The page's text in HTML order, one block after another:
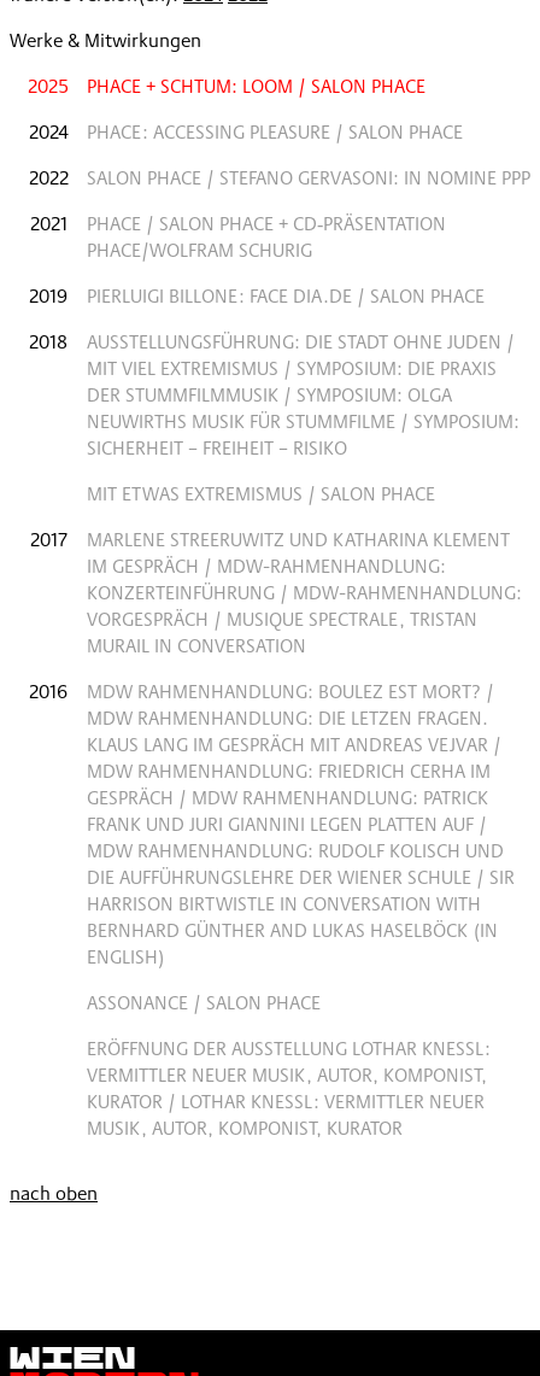
Werke & Mitwirkungen
2025
PHACE + SCHTUM: LOOM / SALON PHACE
2024
PHACE: ACCESSING PLEASURE / SALON PHACE
2022
SALON PHACE / STEFANO GERVASONI: IN NOMINE PPP
2021
PHACE / SALON PHACE + CD‐PRÄSENTATION
PHACE/WOLFRAM SCHURIG
2019
PIERLUIGI BILLONE: FACE DIA.DE / SALON PHACE
2018
AUSSTELLUNGSFÜHRUNG: DIE STADT OHNE JUDEN /
MIT VIEL EXTREMISMUS / SYMPOSIUM: DIE PRAXIS
DER STUMMFILMMUSIK / SYMPOSIUM: OLGA
NEUWIRTHS MUSIK FÜR STUMMFILME / SYMPOSIUM:
SICHERHEIT – FREIHEIT – RISIKO
MIT ETWAS EXTREMISMUS / SALON PHACE
2017
MARLENE STREERUWITZ UND KATHARINA KLEMENT
IM GESPRÄCH / MDW-RAHMENHANDLUNG:
KONZERTEINFÜHRUNG / MDW-RAHMENHANDLUNG:
VORGESPRÄCH / MUSIQUE SPECTRALE, TRISTAN
MURAIL IN CONVERSATION
2016
MDW RAHMENHANDLUNG: BOULEZ EST MORT? /
MDW RAHMENHANDLUNG: DIE LETZEN FRAGEN.
KLAUS LANG IM GESPRÄCH MIT ANDREAS VEJVAR /
MDW RAHMENHANDLUNG: FRIEDRICH CERHA IM
GESPRÄCH / MDW RAHMENHANDLUNG: PATRICK
FRANK UND JURI GIANNINI LEGEN PLATTEN AUF /
MDW RAHMENHANDLUNG: RUDOLF KOLISCH UND
DIE AUFFÜHRUNGSLEHRE DER WIENER SCHULE / SIR
HARRISON BIRTWISTLE IN CONVERSATION WITH
BERNHARD GÜNTHER AND LUKAS HASELBÖCK (IN
ENGLISH)
ASSONANCE / SALON PHACE
ERÖFFNUNG DER AUSSTELLUNG LOTHAR KNESSL:
VERMITTLER NEUER MUSIK, AUTOR, KOMPONIST,
KURATOR / LOTHAR KNESSL: VERMITTLER NEUER
MUSIK, AUTOR, KOMPONIST, KURATOR
nach oben
Wien